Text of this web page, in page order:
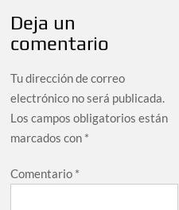
Deja un
comentario
Tu dirección de correo
electrónico no será publicada.
Los campos obligatorios están
marcados con *
Comentario *